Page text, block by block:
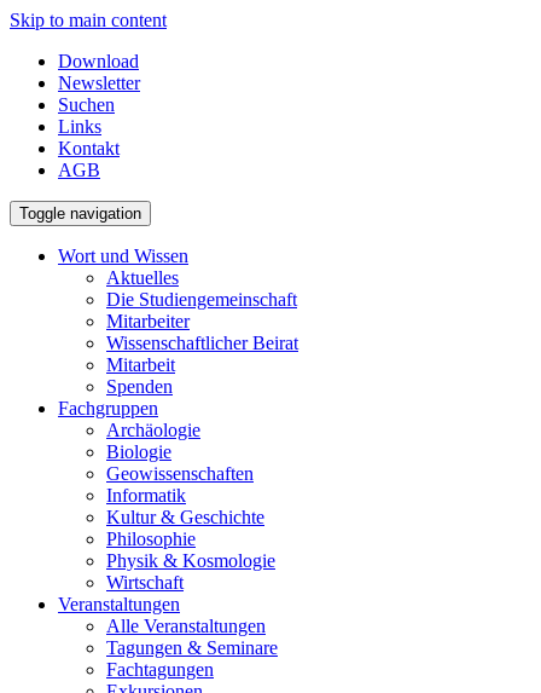
Skip to main content
Download
Newsletter
Suchen
Links
Kontakt
AGB
Toggle navigation
Wort und Wissen
Aktuelles
Die Studiengemeinschaft
Mitarbeiter
Wissenschaftlicher Beirat
Mitarbeit
Spenden
Fachgruppen
Archäologie
Biologie
Geowissenschaften
Informatik
Kultur & Geschichte
Philosophie
Physik & Kosmologie
Wirtschaft
Veranstaltungen
Alle Veranstaltungen
Tagungen & Seminare
Fachtagungen